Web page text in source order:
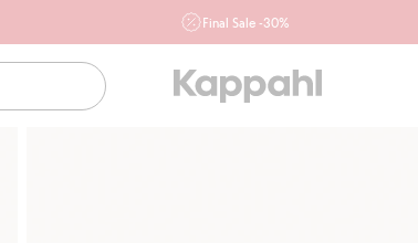
Final Sale -30%
ofertę, również z działu outlet do 10.8 w sklepach Kappahl i
Newbie oraz na kappahl.com. Ofert nie łączymy